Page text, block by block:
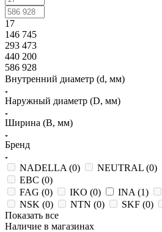
17
146 745
293 473
440 200
586 928
Внутренний диаметр (d, мм)
Наружный диаметр (D, мм)
Ширина (B, мм)
Бренд
NADELLA (0) NEUTRAL (0)
EBC (0)
FAG (0) IKO (0) INA (1)
NSK (0) NTN (0) SKF (0)
Показать все
Наличие в магазинах